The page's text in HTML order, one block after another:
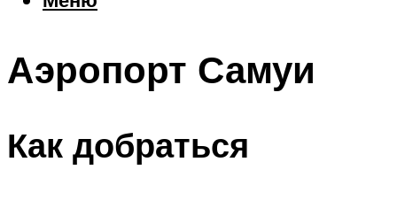
Шоппинг
Что посетить
Меню
Аэропорт Самуи
Как добраться